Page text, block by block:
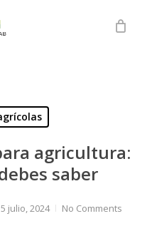
Close
agricultura:
saber
julio, 2024 No Comments